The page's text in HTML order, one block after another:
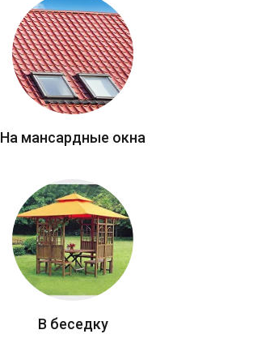
В беседку
На мансардные окна